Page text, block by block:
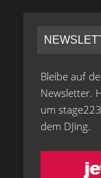
Bleibe auf
Newsletter.
um
dem DJing.